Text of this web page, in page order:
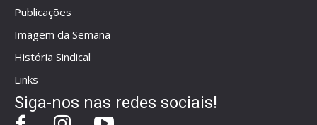
Publicações
Imagem da Semana
História Sindical
Links
Siga-nos nas redes sociais!